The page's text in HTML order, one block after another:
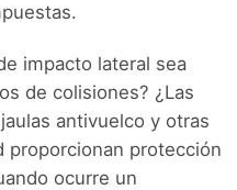
impacto lateral sea
de colisiones? ¿Las
antivuelco y otras
proporcionan protección
ocurre un